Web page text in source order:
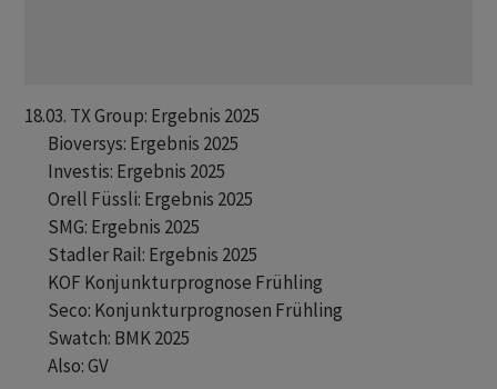
18.03. TX Group: Ergebnis 2025
       Bioversys: Ergebnis 2025
       Investis: Ergebnis 2025
       Orell Füssli: Ergebnis 2025
       SMG: Ergebnis 2025
       Stadler Rail: Ergebnis 2025
       KOF Konjunkturprognose Frühling
       Seco: Konjunkturprognosen Frühling
       Swatch: BMK 2025
       Also: GV